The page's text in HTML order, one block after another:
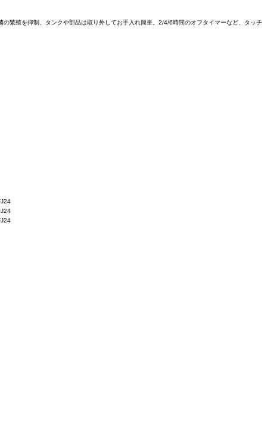
繁殖を抑制、タンクや部品は取り外してお手入れ簡単。2/4/6時間のオフタイマーなど、タッチ